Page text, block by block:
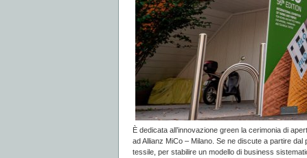
È dedicata all’innovazione green la cerimonia di
ad Allianz MiCo – Milano. Se ne discute a partire
tessile, per stabilire un modello di business